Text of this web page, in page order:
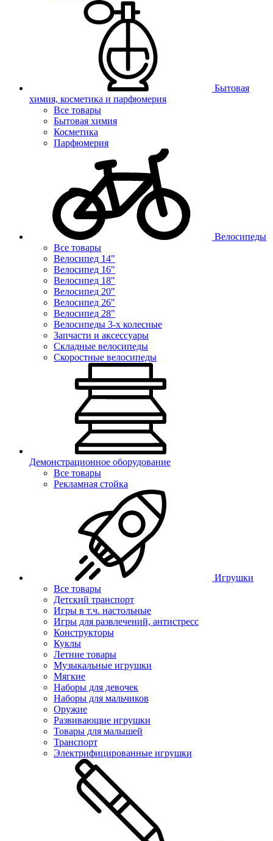
Бытовая
химия, косметика и парфюмерия
Все товары
Бытовая химия
Косметика
Парфюмерия
Велосипеды
Все товары
Велосипед 14"
Велосипед 16"
Велосипед 18"
Велосипед 20"
Велосипед 26"
Велосипед 28"
Велосипеды 3-х колесные
Запчасти и аксессуары
Складные велосипеды
Скоростные велосипеды
Демонстрационное оборудование
Все товары
Рекламная стойка
Игрушки
Все товары
Детский транспорт
Игры в т.ч. настольные
Игры для развлечений, антистресс
Конструкторы
Куклы
Летние товары
Музыкальные игрушки
Мягкие
Наборы для девочек
Наборы для мальчиков
Оружие
Развивающие игрушки
Товары для малышей
Транспорт
Электрифицированные игрушки